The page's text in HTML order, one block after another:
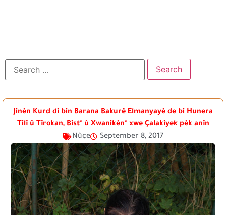
Jinên Kurd di bin Barana Bakurê Elmanyayê de bi Hunera
Tilî û Tîrokan, Bist* û Xwanikên* xwe Çalakiyek pêk anîn
Nûçe
September 8, 2017